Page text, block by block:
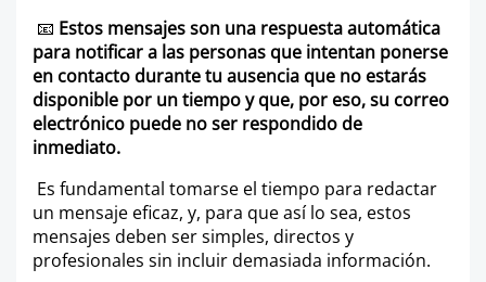
📧 Estos mensajes son una respuesta automática
para notificar a las personas que intentan ponerse
en contacto durante tu ausencia que no estarás
disponible por un tiempo y que, por eso, su correo
electrónico puede no ser respondido de
inmediato.
Es fundamental tomarse el tiempo para redactar
un mensaje eficaz, y, para que así lo sea, estos
mensajes deben ser simples, directos y
profesionales sin incluir demasiada información.